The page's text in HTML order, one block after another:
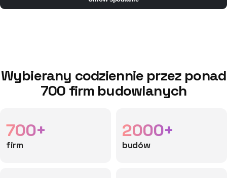
Wybierany codziennie przez ponad
700 firm budowlanych
700+
firm
2000+
budów